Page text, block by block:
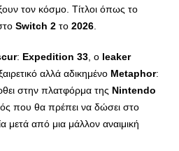
τον κόσμο. Τίτλοι όπως το
Switch 2 το 2026
: Expedition 33 , ο leaker
αλλά αδικημένο Metaphor:
στην πλατφόρμα της Nintendo
που θα πρέπει να δώσει στο
μετά από μια μάλλον αναιμική